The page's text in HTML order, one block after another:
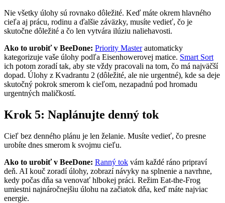
Nie všetky úlohy sú rovnako dôležité. Keď máte okrem hlavného
cieľa aj prácu, rodinu a ďalšie záväzky, musíte vedieť, čo je
skutočne dôležité a čo len vytvára ilúziu naliehavosti.
Ako to urobiť v BeeDone: Priority Masterautomaticky
kategorizuje vaše úlohy podľa Eisenhowerovej matice. Smart Sort
ich potom zoradí tak, aby ste vždy pracovali na tom, čo má najväčší
dopad. Úlohy z Kvadrantu 2 (dôležité, ale nie urgentné), kde sa deje
skutočný pokrok smerom k cieľom, nezapadnú pod hromadu
urgentných maličkostí.
Krok 5: Naplánujte denný tok
Cieľ bez denného plánu je len želanie. Musíte vedieť, čo presne
urobíte dnes smerom k svojmu cieľu.
Ako to urobiť v BeeDone: Ranný tok vám každé ráno pripraví
deň. AI kouč zoradí úlohy, zobrazí návyky na splnenie a navrhne,
kedy počas dňa sa venovať hlbokej práci. Režim Eat-the-Frog
umiestni najnáročnejšiu úlohu na začiatok dňa, keď máte najviac
energie.